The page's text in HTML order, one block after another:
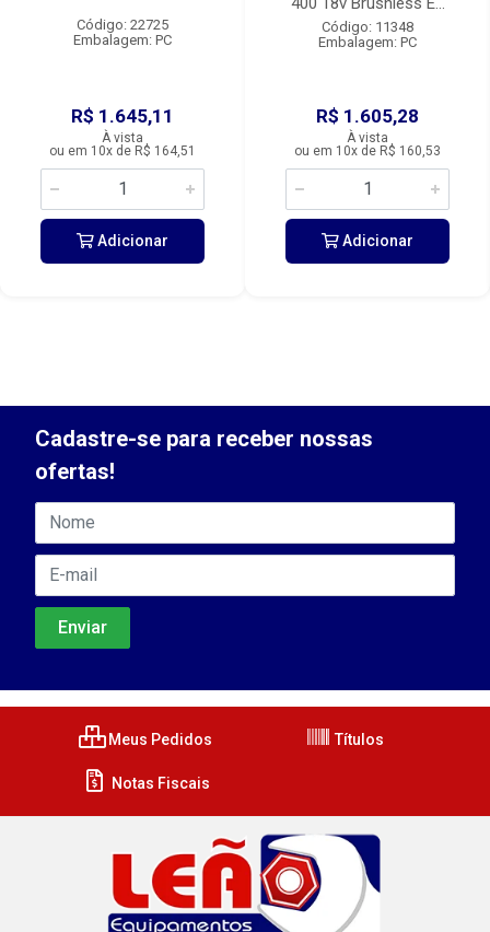
Código: 22725
Embalagem: PC
R$ 1.645,11
À vista
ou em 10x de R$ 164,51
Adicionar
Código: 11348
Embalagem: PC
R$ 1.605,28
À vista
ou em 10x de R$ 160,53
Adicionar
Cadastre-se para receber nossas
ofertas!
Meus Pedidos Títulos
Notas Fiscais